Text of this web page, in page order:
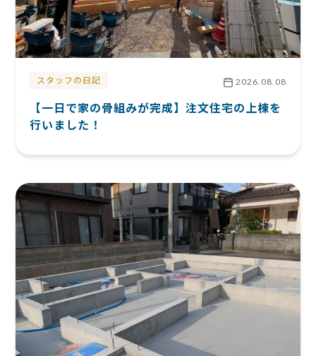
スタッフの日記 2026.08.08
【一日で家の骨組みが完成】注文住宅の上棟を
行いました！